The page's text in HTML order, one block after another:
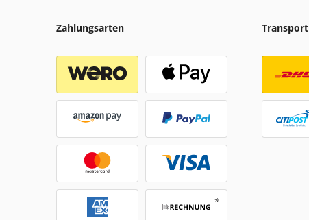
Zahlungsarten Transport